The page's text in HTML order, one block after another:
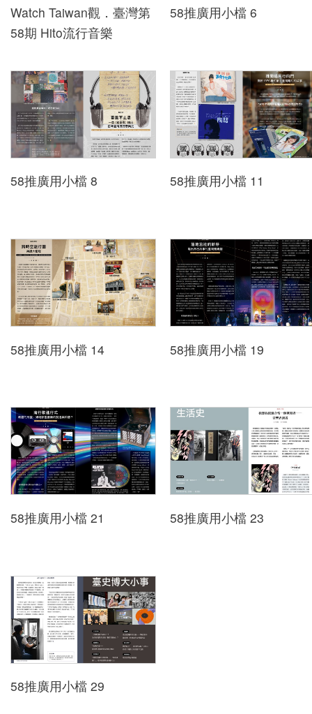
下
載
區
無
障
礙
專
入
我
們
中文
English
Pilipino
អក្ខរក្រម
ខេមរភាសា
Bahasa
ไทย
Bahasa
Indonesia
Việt Nam
Watch Taiwan觀．臺灣第
58期 Hito流行音樂
58推廣用小檔 6
58推廣用小檔 8 58推廣用小檔 11
58推廣用小檔 14 58推廣用小檔 19
58推廣用小檔 21 58推廣用小檔 23
58推廣用小檔 29